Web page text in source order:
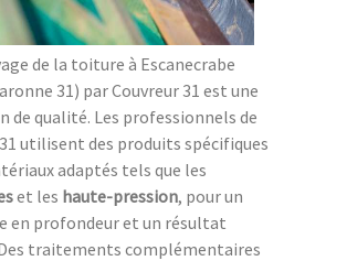
de la toiture à Escanecrabe
31) par Couvreur 31 est une
de qualité. Les professionnels de
utilisent des produits spécifiques
adaptés tels que les
et les haute-pression, pour un
en profondeur et un résultat
traitements complémentaires